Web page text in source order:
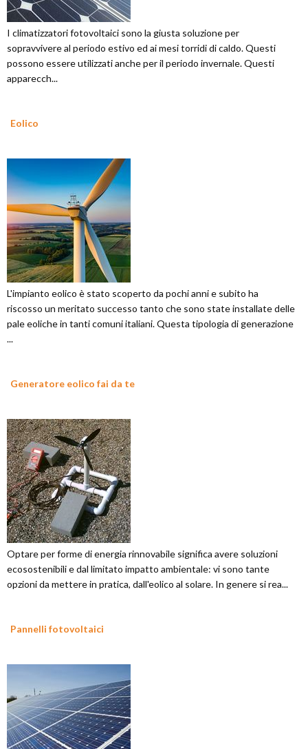
I climatizzatori fotovoltaici sono la giusta soluzione per
sopravvivere al periodo estivo ed ai mesi torridi di caldo. Questi
possono essere utilizzati anche per il periodo invernale. Questi
apparecch...
Eolico
L'impianto eolico è stato scoperto da pochi anni e subito ha
riscosso un meritato successo tanto che sono state installate delle
pale eoliche in tanti comuni italiani. Questa tipologia di generazione
...
Generatore eolico fai da te
Optare per forme di energia rinnovabile significa avere soluzioni
ecosostenibili e dal limitato impatto ambientale: vi sono tante
opzioni da mettere in pratica, dall'eolico al solare. In genere si rea...
Pannelli fotovoltaici